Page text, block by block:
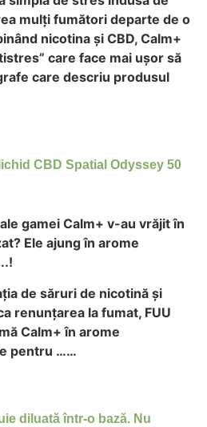
mulți fumători departe de o
nicotina și CBD, Calm+
care face mai ușor să
care descriu produsul
CBD Spatial Odyssey 50
gamei Calm+ v-au vrăjit în
Ele ajung în arome
de săruri de nicotină și
renunțarea la fumat, FUU
Calm+ în arome
pentru ……
diluată într-o bază. Nu